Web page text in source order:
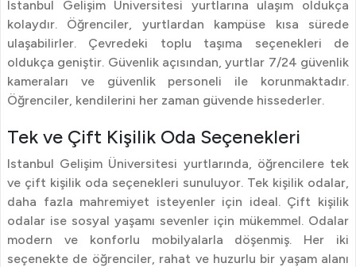
Istanbul Gelişim Üniversitesi yurtlarına ulaşım oldukça
kolaydır. Öğrenciler, yurtlardan kampüse kısa sürede
ulaşabilirler. Çevredeki toplu taşıma seçenekleri de
oldukça geniştir. Güvenlik açısından, yurtlar 7/24 güvenlik
kameraları ve güvenlik personeli ile korunmaktadır.
Öğrenciler, kendilerini her zaman güvende hissederler.
Tek ve Çift Kişilik Oda Seçenekleri
Istanbul Gelişim Üniversitesi yurtlarında, öğrencilere tek
ve çift kişilik oda seçenekleri sunuluyor. Tek kişilik odalar,
daha fazla mahremiyet isteyenler için ideal. Çift kişilik
odalar ise sosyal yaşamı sevenler için mükemmel. Odalar
modern ve konforlu mobilyalarla döşenmiş. Her iki
seçenekte de öğrenciler, rahat ve huzurlu bir yaşam alanı